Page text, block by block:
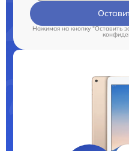
Нажимая на кнопку "Оставить